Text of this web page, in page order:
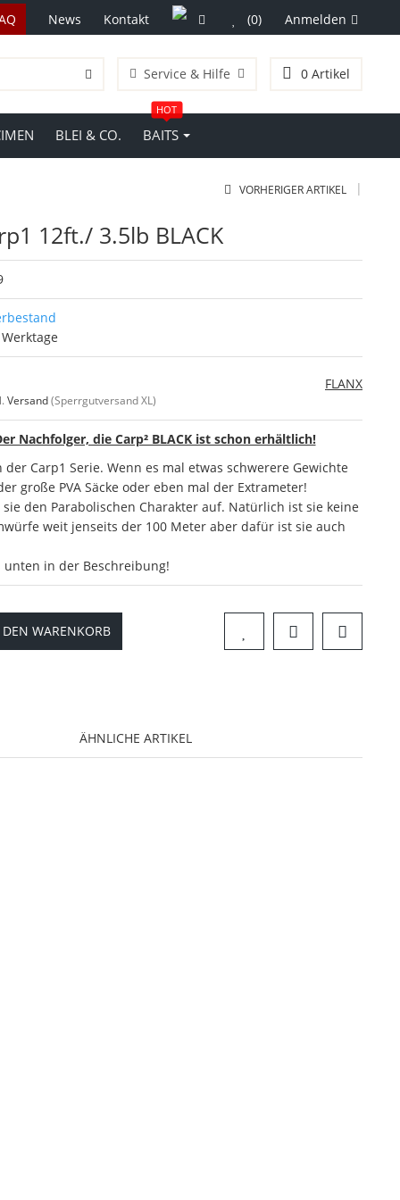
News Kontakt (0) Anmelden
Service & Hilfe 0Artikel
BLEI & CO. BAITS
HOT
VORHERIGER ARTIKEL |
12ft./ 3.5lb BLACK
Versand (Sperrgutversand XL)
FLANX
Nachfolger, die Carp² BLACK ist schon erhältlich!
Carp1 Serie. Wenn es mal etwas schwerere Gewichte
große PVA Säcke oder eben mal der Extrameter!
den Parabolischen Charakter auf. Natürlich ist sie keine
weit jenseits der 100 Meter aber dafür ist sie auch
unten in der Beschreibung!
WARENKORB
ÄHNLICHE ARTIKEL